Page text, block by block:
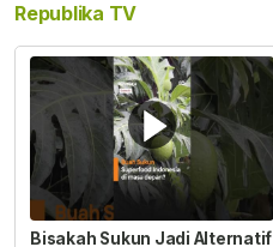
Republika TV
Bisakah Sukun Jadi Alternatif